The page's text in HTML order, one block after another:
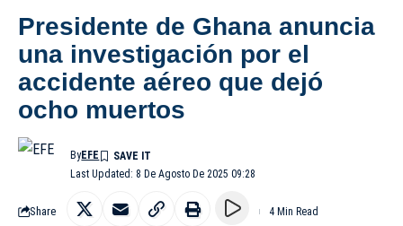
Presidente de Ghana anuncia
una investigación por el
accidente aéreo que dejó
ocho muertos
Last Updated: 8 De Agosto De 2025 09:28
ByEFE
Share 4 Min Read